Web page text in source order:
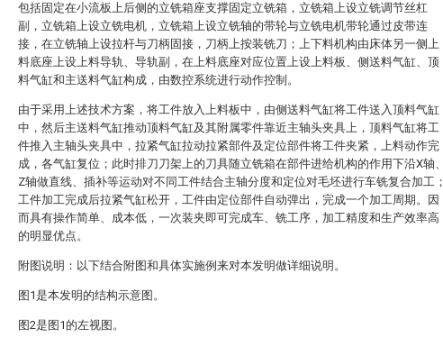
包括固定在小流板上后侧的立铣箱座支撑固定立铣箱，立铣箱上设立铣调节丝杠
副，立铣箱上设立铣电机，立铣箱上设立铣轴的带轮与立铣电机带轮通过皮带连
接，在立铣轴上设拉杆与刀柄固接，刀柄上按装铣刀；上下料机构由床体另一侧上
料底座上设上料导轨、导轨副，在上料底座对应位置上设上料板、侧送料气缸、顶
料气缸和主送料气缸构成，由数控系统进行动作控制。
由于采用上述技术方案，将工件放入上料板中，由侧送料气缸将工件送入顶料气缸
中，然后主送料气缸推动顶料气缸及其附属零件靠近主轴头夹具上，顶料气缸将工
件推入主轴头夹具中，拉紧气缸拉动拉紧部件及定位部件将工件夹紧，上料动作完
成，各气缸复位；此时排刀刀架上的刀具随立铣箱在部件进给机构的作用下沿X轴、
Z轴做直线、插补等运动对不同工件结合主轴分度和定位对毛坯进行车铣复合加工；
工件加工完成后拉紧气缸松开，工件由定位部件自动弹出，完成一个加工周期。因
而具有操作简单、成本低，一次装夹即可完成车、铣工序，加工精度和生产效率高
的明显优点。
附图说明：以下结合附图和具体实施例来对本发明做详细说明。
图1是本发明的结构示意图。
图2是图1的左视图。